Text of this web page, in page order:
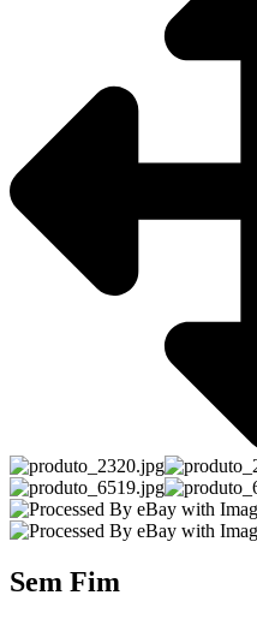
Sem Fim